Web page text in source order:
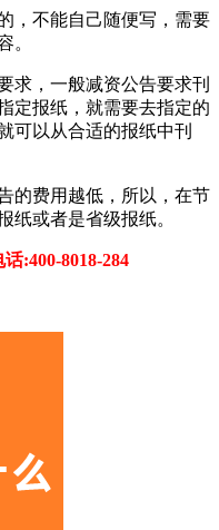
，不能自己随便写，需要
。
求，一般减资公告要求刊
定报纸，就需要去指定的
可以从合适的报纸中刊
的费用越低，所以，在节
纸或者是省级报纸。
:400-8018-284